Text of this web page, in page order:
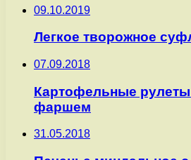
09.10.2019
Легкое творожное
07.09.2018
Картофельные
фаршем
31.05.2018